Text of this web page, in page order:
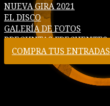
NUEVA GIRA 2021
EL DISCO
GALERÍA DE FOTOS
PREGUNTAS FRECUENTES
COMPRA TUS ENTRADAS